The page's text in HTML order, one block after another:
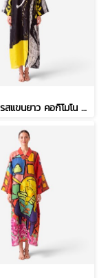
คาฟทานเดรสแขนยาว คอกิโมโน - สีดำ : ลายวงพู่กันหนา และเส้นตารางสเก็ตช์